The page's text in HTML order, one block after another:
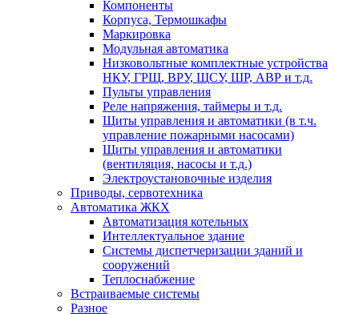
Компоненты
Корпуса, Термошкафы
Маркировка
Модульная автоматика
Низковольтные комплектные устройства
НКУ, ГРЩ, ВРУ, ЩСУ, ШР, АВР и т.д.
Пульты управления
Реле напряжения, таймеры и т.д.
Щиты управления и автоматики (в т.ч.
управление пожарными насосами)
Щиты управления и автоматики
(вентиляция, насосы и т.д.)
Электроустановочные изделия
Приводы, сервотехника
Автоматика ЖКХ
Автоматизация котельных
Интеллектуальное здание
Системы диспетчеризации зданий и
сооружений
Теплоснабжение
Встраиваемые системы
Разное